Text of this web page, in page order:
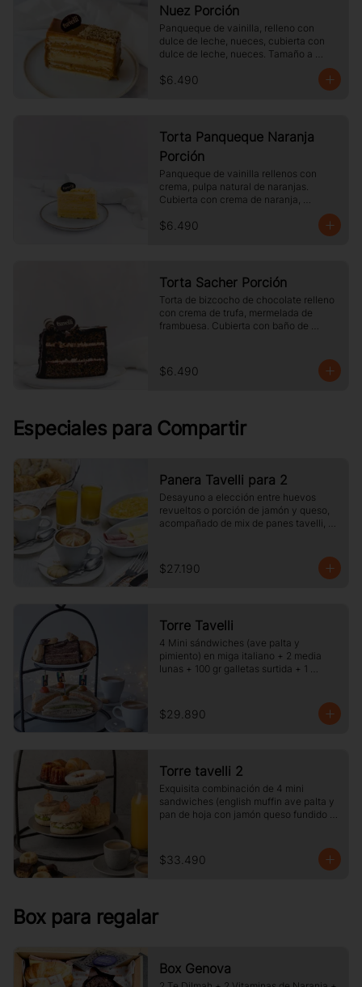
Nuez Porción
Panqueque de vainilla, relleno con
dulce de leche, nueces, cubierta con
dulce de leche, nueces. Tamaño a
$6.490
Torta Panqueque Naranja
Porción
Panqueque de vainilla rellenos con
crema, pulpa natural de naranjas.
Cubierta con crema de naranja,
$6.490
Torta Sacher Porción
Torta de bizcocho de chocolate relleno
con crema de trufa, mermelada de
frambuesa. Cubierta con baño de
$6.490
Especiales para Compartir
Panera Tavelli para 2
Desayuno a elección entre huevos
revueltos o porción de jamón y queso,
acompañado de mix de panes tavelli,
y dos café o té a elección
$27.190
Torre Tavelli
4 Mini sándwiches (ave palta y
pimiento) en miga italiano + 2 media
lunas + 100 gr galletas surtida + 1
$29.890
Torre tavelli 2
Exquisita combinación de 4 mini
sandwiches (english muffin ave palta y
pan de hoja con jamón queso fundido
jugos pequeños.
$33.490
Box para regalar
Box Genova